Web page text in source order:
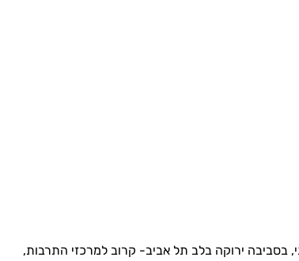
בסביבה ירוקה בלב תל אביב- קרוב למרכזי התרבות,